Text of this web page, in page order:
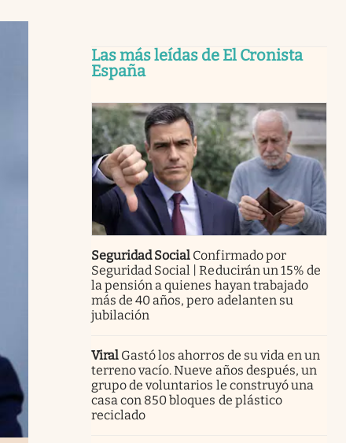
Las más leídas de El Cronista
España
Seguridad Social Confirmado por
Seguridad Social | Reducirán un 15% de
la pensión a quienes hayan trabajado
más de 40 años, pero adelanten su
jubilación
Viral Gastó los ahorros de su vida en un
terreno vacío. Nueve años después, un
grupo de voluntarios le construyó una
casa con 850 bloques de plástico
reciclado